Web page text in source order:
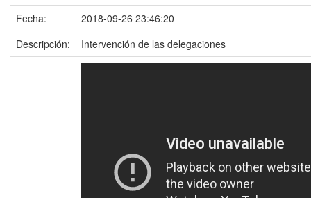
Fecha:
2018-09-26 23:46:20
Descripción:
Intervención de las delegaciones